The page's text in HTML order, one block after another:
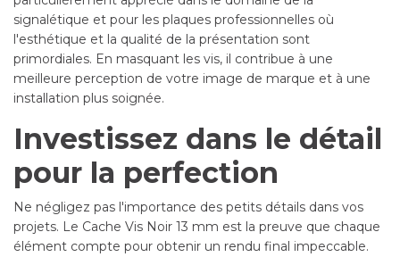
signalétique et pour les plaques professionnelles où
l'esthétique et la qualité de la présentation sont
primordiales. En masquant les vis, il contribue à une
meilleure perception de votre image de marque et à une
installation plus soignée.
Investissez dans le détail
pour la perfection
Ne négligez pas l'importance des petits détails dans vos
projets. Le Cache Vis Noir 13 mm est la preuve que chaque
élément compte pour obtenir un rendu final impeccable.